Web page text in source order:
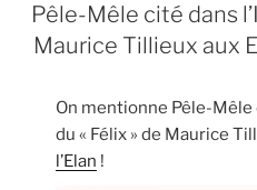
Pêle-Mêle cité dans
Maurice Tillieux aux
On mentionne Pêle-
du « Félix » de Maurice
l’Elan !